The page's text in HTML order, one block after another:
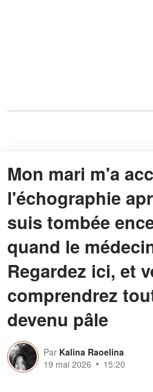
Mon mari m'a
l'échographie
suis tombée
quand le
Regardez ici, et
comprendrez
devenu pâle
Par Kalina Raoelina
19 mai 2026
15:20